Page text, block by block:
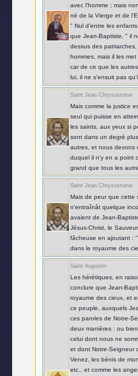
avec l'homme ; mais
né de la Vierge et de
" Nul d'entre les
que Jean-Baptiste, " il
dessus des
hommes, mais il les
car de ce que les
lui, il ne s'ensuit pas
Saint Jean Chrysostome
Mais comme la justice
seul qui puisse en
les saints, aux yeux si
sont dans un degré
autres, et nous devons
duquel il n'y en a point
grand que tous les
Saint Jean Chrysostome
Mais de peur que cette
n'entraînât quelque
avaient de Jean-
Jésus-Christ, le
fâcheuse en ajoutant :
dans le royaume des
Saint Augustin
Les hérétiques, en
conclure que Jean-
royaume des cieux, et
ce peuple, auxquels
ces paroles de Notre-
deux manières : ou
celui dont nous ne
et dont Notre-Seigneur
Venez, les bénis de
etc., et comme les